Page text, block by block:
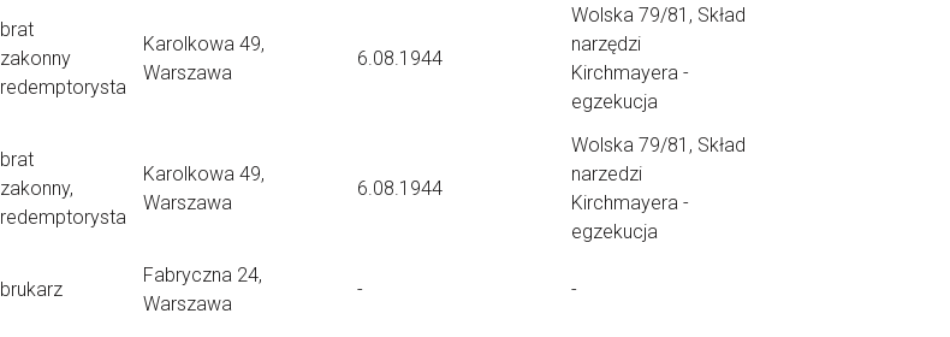
brat
zakonny
redemptorysta
Karolkowa 49,
Warszawa
6.08.1944
Wolska 79/81, Skład
narzędzi
Kirchmayera -
egzekucja
brat
zakonny,
redemptorysta
Karolkowa 49,
Warszawa
6.08.1944
Wolska 79/81, Skład
narzedzi
Kirchmayera -
egzekucja
brukarz
Fabryczna 24,
Warszawa
- -